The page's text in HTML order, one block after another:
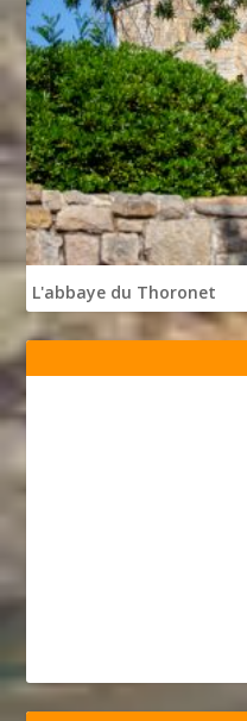
L'abbaye du Thoronet